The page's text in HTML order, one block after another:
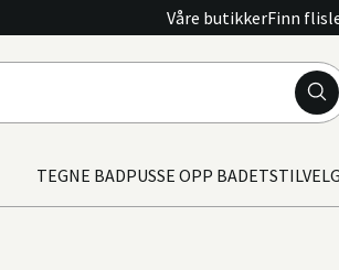
Våre butikkerFinn
TEGNE BADPUSSE OPP BADET